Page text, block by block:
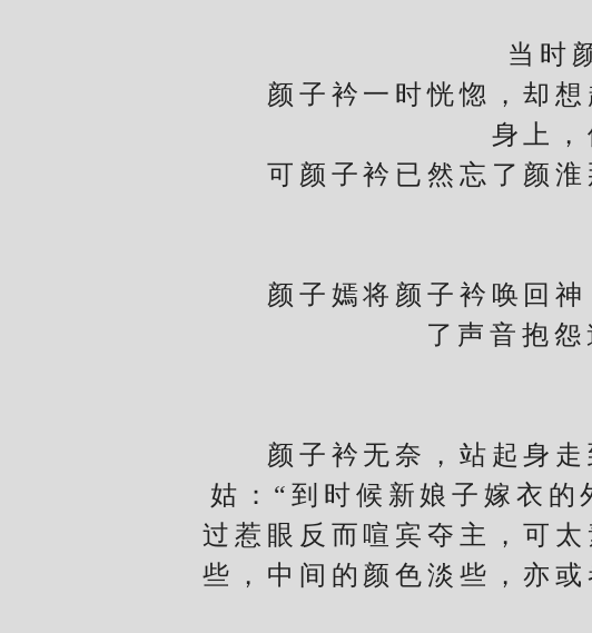
当时颜
颜子衿一时恍惚，却想
身上
可颜子衿已然忘了颜淮
颜子嫣将颜子衿唤回神
了声音抱
“
颜子衿无奈，站起身走
姑：“到时候新娘子嫁衣
过惹眼反而喧宾夺主，可
些，中间的颜色淡些，亦